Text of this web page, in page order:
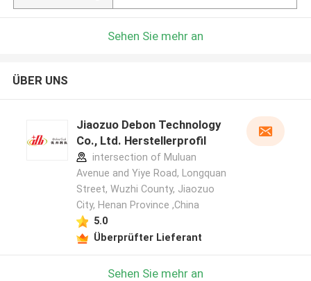
Sehen Sie mehr an
ÜBER UNS
Jiaozuo Debon Technology
Co., Ltd. Herstellerprofil
intersection of Muluan
Avenue and Yiye Road, Longquan
Street, Wuzhi County, Jiaozuo
City, Henan Province ,China
5.0
Überprüfter Lieferant
Sehen Sie mehr an